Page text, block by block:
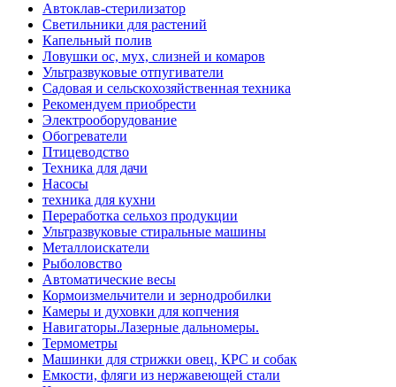
Автоклав-стерилизатор
Светильники для растений
Капельный полив
Ловушки ос, мух, слизней и комаров
Ультразвуковые отпугиватели
Садовая и сельскохозяйственная техника
Рекомендуем приобрести
Электрооборудование
Обогреватели
Птицеводство
Техника для дачи
Насосы
техника для кухни
Переработка сельхоз продукции
Ультразвуковые стиральные машины
Металлоискатели
Рыболовство
Автоматические весы
Кормоизмельчители и зернодробилки
Камеры и духовки для копчения
Навигаторы.Лазерные дальномеры.
Термометры
Машинки для стрижки овец, КРС и собак
Емкости, фляги из нержавеющей стали